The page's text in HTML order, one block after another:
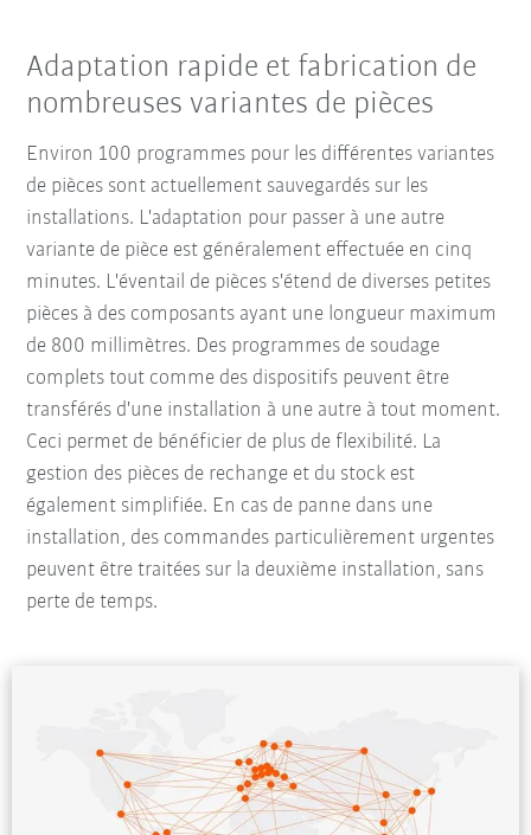
Adaptation rapide et fabrication de
nombreuses variantes de pièces
Environ 100 programmes pour les différentes variantes
de pièces sont actuellement sauvegardés sur les
installations. L'adaptation pour passer à une autre
variante de pièce est généralement effectuée en cinq
minutes. L'éventail de pièces s'étend de diverses petites
pièces à des composants ayant une longueur maximum
de 800 millimètres. Des programmes de soudage
complets tout comme des dispositifs peuvent être
transférés d'une installation à une autre à tout moment.
Ceci permet de bénéficier de plus de flexibilité. La
gestion des pièces de rechange et du stock est
également simplifiée. En cas de panne dans une
installation, des commandes particulièrement urgentes
peuvent être traitées sur la deuxième installation, sans
perte de temps.